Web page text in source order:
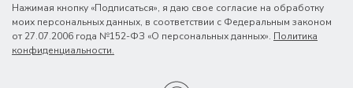
Нажимая кнопку «Подписаться», я даю свое согласие на обработку
моих персональных данных, в соответствии с Федеральным законом
от 27.07.2006 года №152-ФЗ «О персональных данных». Политика
конфиденциальности.